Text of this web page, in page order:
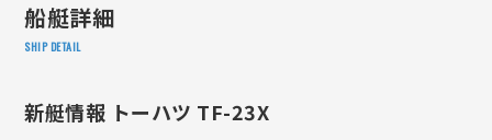
船艇詳細
SHIP DETAIL
新艇情報 トーハツ TF-23X